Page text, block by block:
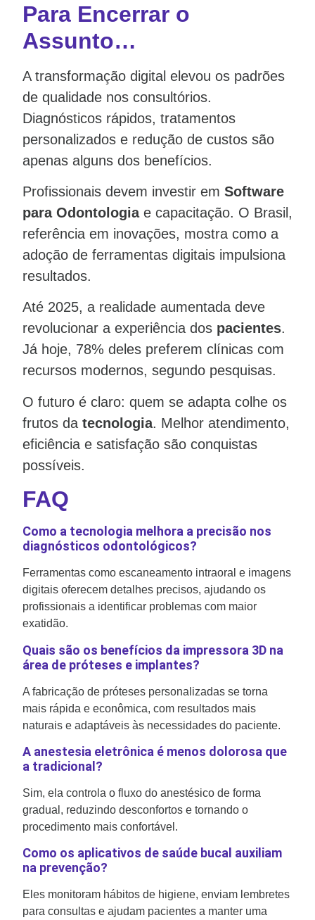
Para Encerrar o
Assunto…
A transformação digital elevou os padrões
de qualidade nos consultórios.
Diagnósticos rápidos, tratamentos
personalizados e redução de custos são
apenas alguns dos benefícios.
Profissionais devem investir em Software
para Odontologiae capacitação. O Brasil,
referência em inovações, mostra como a
adoção de ferramentas digitais impulsiona
resultados.
Até 2025, a realidade aumentada deve
revolucionar a experiência dos pacientes.
Já hoje, 78% deles preferem clínicas com
recursos modernos, segundo pesquisas.
O futuro é claro: quem se adapta colhe os
frutos da tecnologia. Melhor atendimento,
eficiência e satisfação são conquistas
possíveis.
FAQ
Como a tecnologia melhora a precisão nos
diagnósticos odontológicos?
Ferramentas como escaneamento intraoral e imagens
digitais oferecem detalhes precisos, ajudando os
profissionais a identificar problemas com maior
exatidão.
Quais são os benefícios da impressora 3D na
área de próteses e implantes?
A fabricação de próteses personalizadas se torna
mais rápida e econômica, com resultados mais
naturais e adaptáveis às necessidades do paciente.
A anestesia eletrônica é menos dolorosa que
a tradicional?
Sim, ela controla o fluxo do anestésico de forma
gradual, reduzindo desconfortos e tornando o
procedimento mais confortável.
Como os aplicativos de saúde bucal auxiliam
na prevenção?
Eles monitoram hábitos de higiene, enviam lembretes
para consultas e ajudam pacientes a manter uma